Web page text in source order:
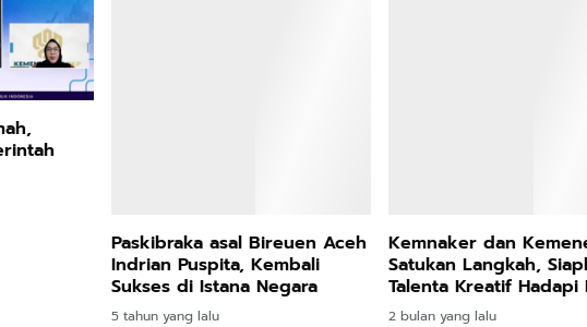
Transformasi PT PEMA Memerlukan
Kepemimpinan Strategis, Dr. Said Mulyadi
Dinilai Memenuhi Kriteria